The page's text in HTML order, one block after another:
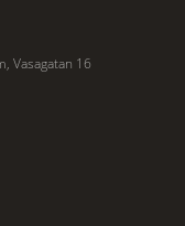
Vasagatan 16